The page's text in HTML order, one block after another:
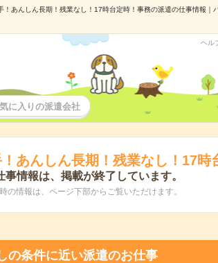
！あんしん長期！残業なし！17時台定時！事務の派遣の仕事情報
ヘル
に入りの派遣会社
！あんしん長期！残業なし！17時
事情報は、掲載が終了しています。
の情報は、ページ下部からご覧いただけます。
の条件に近い派遣のお仕事